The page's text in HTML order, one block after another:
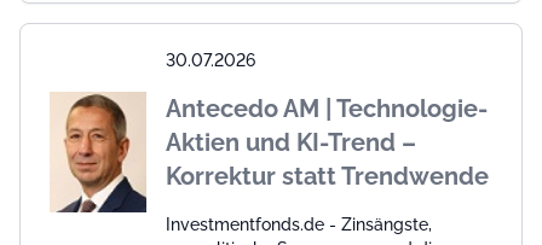
30.07.2026
Antecedo AM | Technologie-
Aktien und KI-Trend –
Korrektur statt Trendwende
Investmentfonds.de - Zinsängste,